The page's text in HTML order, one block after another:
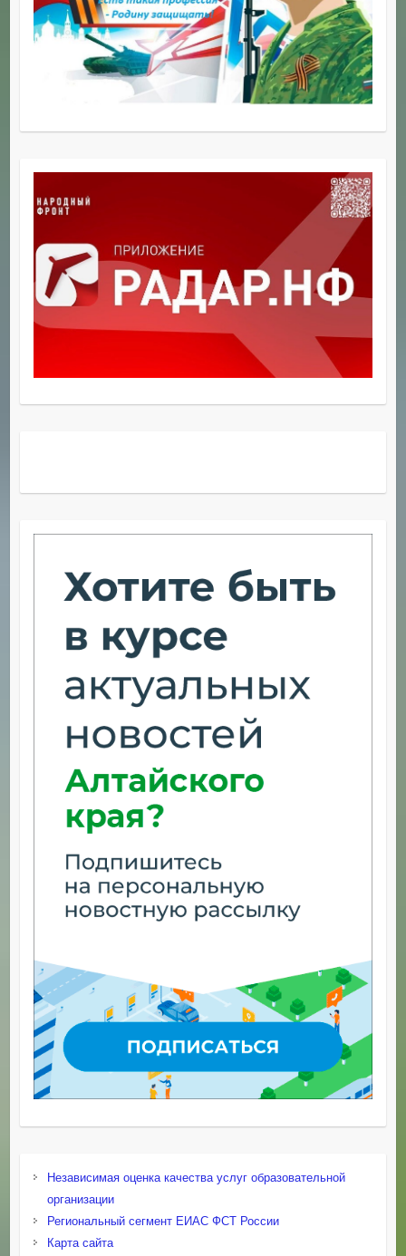
Независимая оценка качества услуг образовательной
организации
Региональный сегмент ЕИАС ФСТ России
Карта сайта